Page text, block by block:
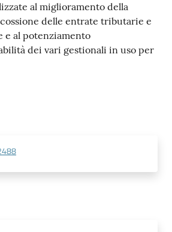
al miglioramento della
delle entrate tributarie e
al potenziamento
dei vari gestionali in uso per